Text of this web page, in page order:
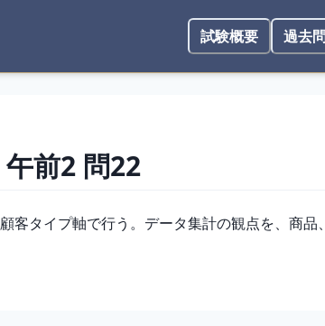
試験概要 過去
午前2 問22
客タイプ軸で行う。データ集計の観点を、商